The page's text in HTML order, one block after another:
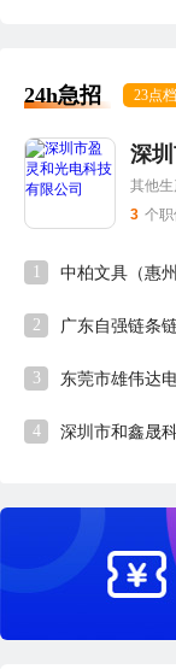
24h急招 23点档
深
其他
3 个
1 中柏文具（惠
2 广东自强链条
3 东莞市雄伟达
4 深圳市和鑫晟